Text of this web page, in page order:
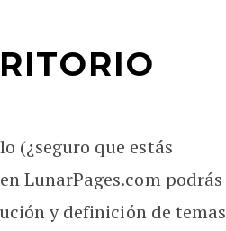
(¿seguro que estás
LunarPages.com podrás
y definición de temas